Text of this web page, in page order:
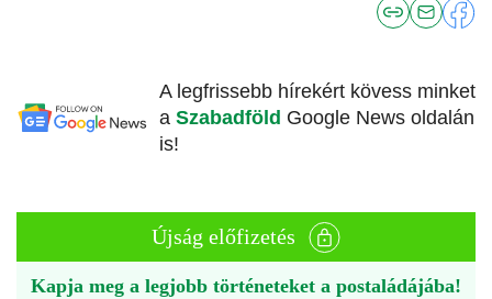
A legfrissebb hírekért kövess minket
a Szabadföld Google News oldalán
is!
Újság előfizetés
Kapja meg a legjobb történeteket a postaládájába!